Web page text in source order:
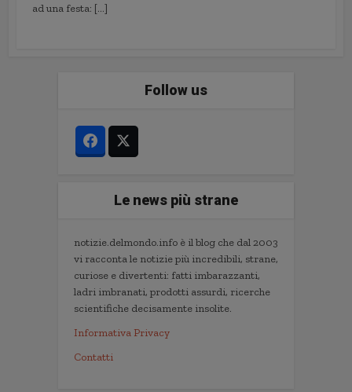
ad una festa: […]
Follow us
Le news più strane
notizie.delmondo.info è il blog che dal 2003
vi racconta le notizie più incredibili, strane,
curiose e divertenti: fatti imbarazzanti,
ladri imbranati, prodotti assurdi, ricerche
scientifiche decisamente insolite.
Informativa Privacy
Contatti